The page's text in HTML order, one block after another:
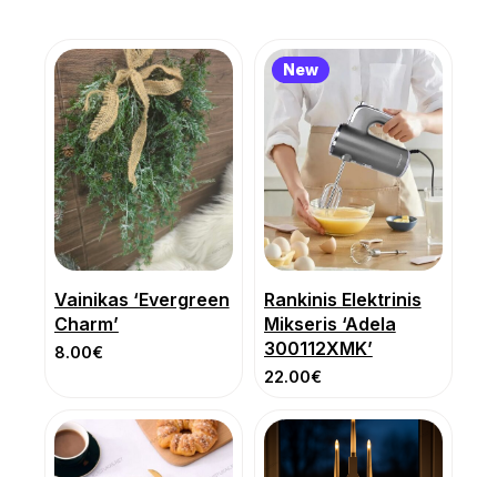
Vainikas ‘Evergreen
Charm’
8.00€
Rankinis Elektrinis
Mikseris ‘Adela
300112XMK’
22.00€
New